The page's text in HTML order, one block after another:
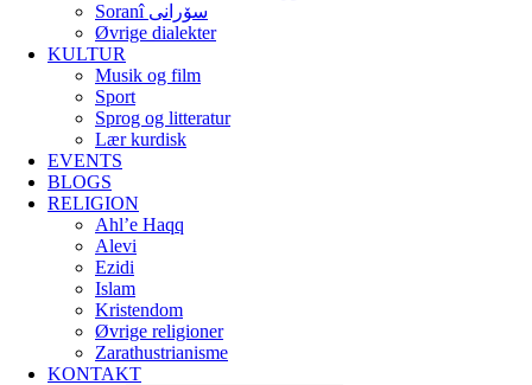
Soranî سۆرانی
Øvrige dialekter
KULTUR
Musik og film
Sport
Sprog og litteratur
Lær kurdisk
EVENTS
BLOGS
RELIGION
Ahl’e Haqq
Alevi
Ezidi
Islam
Kristendom
Øvrige religioner
Zarathustrianisme
KONTAKT